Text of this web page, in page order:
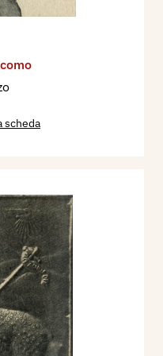
vigilia del Natale
per vivere e tirar
son l’ultimo dei
e alla mattina
alla terza
i quaderni e non
e avevo
d’intagliatori e ci
i falegnami e i
scheda